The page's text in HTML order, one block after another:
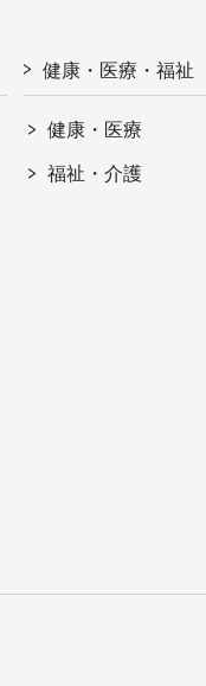
健康・医療・福祉
健康・医療
福祉・介護